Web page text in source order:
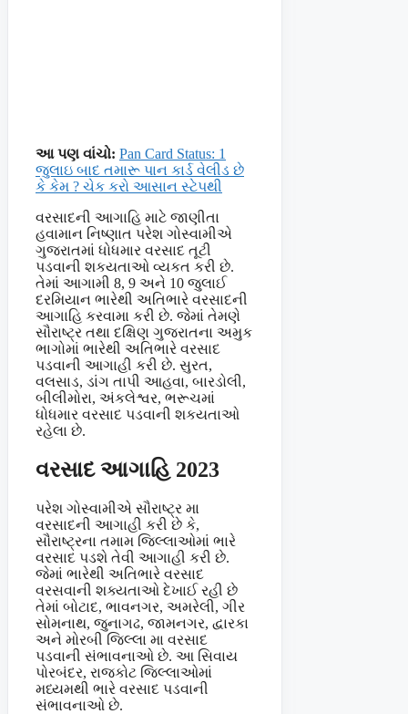
આ પણ વાંચો: Pan Card Status: 1
જુલાઇ બાદ તમારૂ પાન કાર્ડ વેલીડ છે
કે કેમ ? ચેક કરો આસાન સ્ટેપથી
વરસાદની આગાહિ માટે જાણીતા
હવામાન નિષ્ણાત પરેશ ગોસ્વામીએ
ગુજરાતમાં ધોધમાર વરસાદ તૂટી
પડવાની શકયતાઓ વ્યકત કરી છે.
તેમાં આગામી 8, 9 અને 10 જુલાઈ
દરમિયાન ભારેથી અતિભારે વરસાદની
આગાહિ કરવામા કરી છે. જેમાં તેમણે
સૌરાષ્ટ્ર તથા દક્ષિણ ગુજરાતના અમુક
ભાગોમાં ભારેથી અતિભારે વરસાદ
પડવાની આગાહી કરી છે. સુરત,
વલસાડ, ડાંગ તાપી આહવા, બારડોલી,
બીલીમોરા, અંકલેશ્વર, ભરૂચમાં
ધોધમાર વરસાદ પડવાની શકયતાઓ
રહેલા છે.
વરસાદ આગાહિ 2023
પરેશ ગોસ્વામીએ સૌરાષ્ટ્ર મા
વરસાદની આગાહી કરી છે કે,
સૌરાષ્ટ્રના તમામ જિલ્લાઓમાં ભારે
વરસાદ પડશે તેવી આગાહી કરી છે.
જેમાં ભારેથી અતિભારે વરસાદ
વરસવાની શક્યતાઓ દેખાઈ રહી છે
તેમાં બોટાદ, ભાવનગર, અમરેલી, ગીર
સોમનાથ, જુનાગઢ, જામનગર, દ્વારકા
અને મોરબી જિલ્લા મા વરસાદ
પડવાની સંભાવનાઓ છે. આ સિવાય
પોરબંદર, રાજકોટ જિલ્લાઓમાં
મધ્યમથી ભારે વરસાદ પડવાની
સંભાવનાઓ છે.